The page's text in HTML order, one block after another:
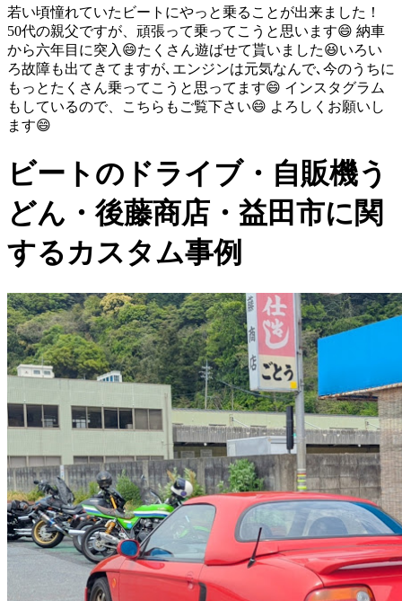
若い頃憧れていたビートにやっと乗ることが出来ました！
50代の親父ですが、頑張って乗ってこうと思います😄 納車
から六年目に突入😄たくさん遊ばせて貰いました😆いろい
ろ故障も出てきてますが､エンジンは元気なんで､今のうちに
もっとたくさん乗ってこうと思ってます😄 インスタグラム
もしているので、こちらもご覧下さい😄 よろしくお願いし
ます😄
ビートのドライブ・自販機う
どん・後藤商店・益田市に関
するカスタム事例